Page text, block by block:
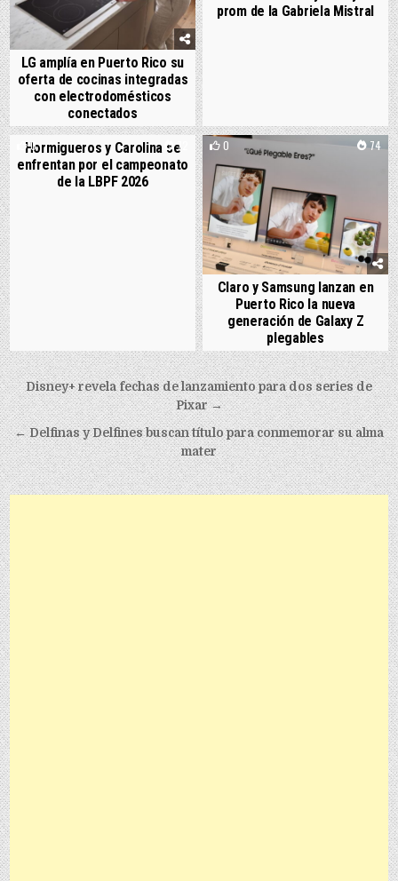
LG amplía en Puerto Rico su
oferta de cocinas integradas
con electrodomésticos
conectados
prom de la Gabriela Mistral
0 72
Hormigueros y Carolina se
enfrentan por el campeonato
de la LBPF 2026
0 74
Claro y Samsung lanzan en
Puerto Rico la nueva
generación de Galaxy Z
plegables
Post navigation
Disney+ revela fechas de lanzamiento para dos series de
Pixar →
← Delfinas y Delfines buscan título para conmemorar su alma
mater